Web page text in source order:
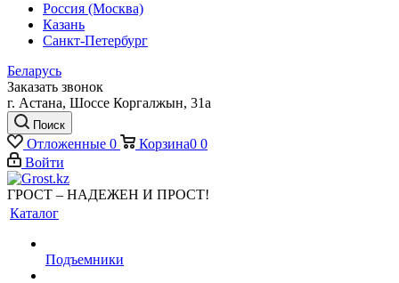
Россия (Москва)
Казань
Санкт-Петербург
Беларусь
Заказать звонок
г. Астана, Шоссе Коргалжын, 31а
Поиск
Отложенные 0 Корзина0 0
Войти
ГРОСТ – НАДЕЖЕН И ПРОСТ!
Каталог
Подъемники